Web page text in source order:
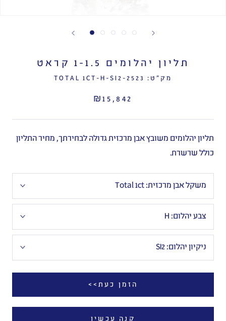
תליון יהלומים 1-1.5 קראט
מק"ט: 2523-TOTAL 1CT-H-SI2
₪15,842
תליון יהלומים משובץ אבן מרכזית גדולה לבחירתך, מחיר התליון
כולל שרשרת.
משקל אבן מרכזית: Total 1ct
צבע יהלום: H
ניקיון יהלום: SI2
הזמן כעת>>
קנה עכשיו